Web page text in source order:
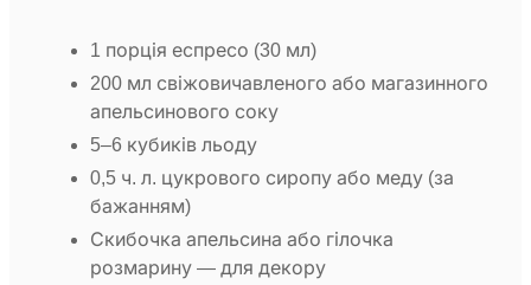
1 порція еспресо (30 мл)
200 мл свіжовичавленого або магазинного
апельсинового соку
5–6 кубиків льоду
0,5 ч. л. цукрового сиропу або меду (за
бажанням)
Скибочка апельсина або гілочка
розмарину — для декору